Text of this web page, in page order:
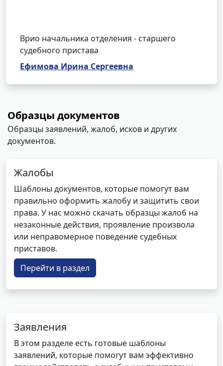
Врио начальника отделения - старшего
судебного пристава
Ефимова Ирина Сергеевна
Образцы документов
Образцы заявлений, жалоб, исков и других
документов.
Жалобы
Шаблоны документов, которые помогут вам
правильно оформить жалобу и защитить свои
права. У нас можно скачать образцы жалоб на
незаконные действия, проявление произвола
или неправомерное поведение судебных
приставов.
Перейти в раздел
Заявления
В этом разделе есть готовые шаблоны
заявлений, которые помогут вам эффективно